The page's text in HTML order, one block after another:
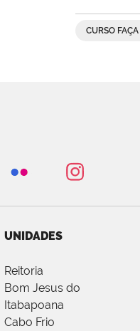
CURSO
UNIDADES
Reitoria
Bom Jesus do
Itabapoana
Cabo Frio